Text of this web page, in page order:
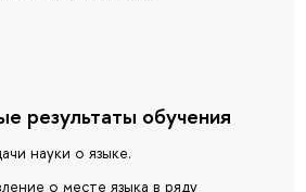
результаты обучения
науки о языке.
о месте языка в ряду